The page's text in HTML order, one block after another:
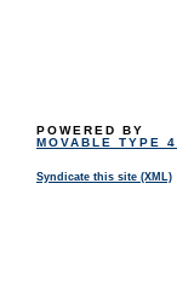
POWERED BY
MOVABLE TYPE
Syndicate this site (XML)